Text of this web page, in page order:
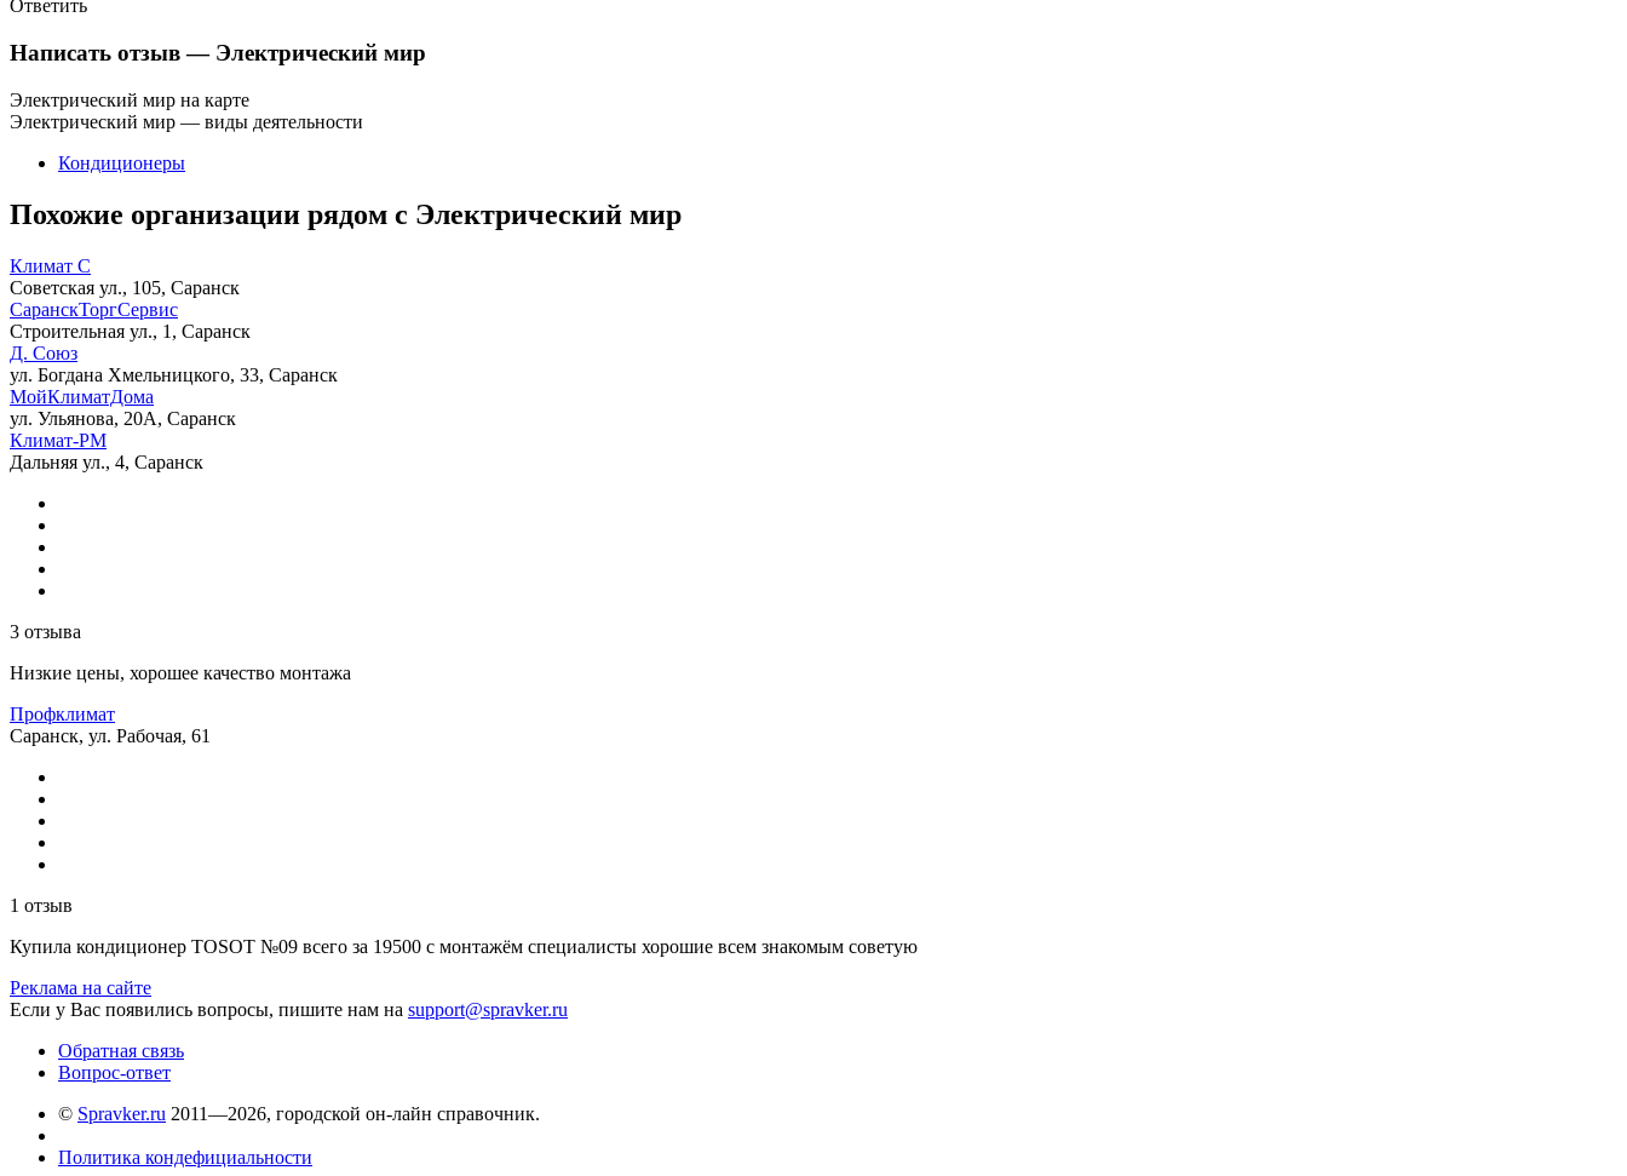
Ответить
Написать отзыв— Электрический мир
Электрический мир на карте
Электрический мир — виды деятельности
Кондиционеры
Похожие организации рядом с Электрический мир
Климат С
Советская ул., 105, Саранск
СаранскТоргСервис
Строительная ул., 1, Саранск
Д. Союз
ул. Богдана Хмельницкого, 33, Саранск
МойКлиматДома
ул. Ульянова, 20А, Саранск
Климат-РМ
Дальняя ул., 4, Саранск
3 отзыва
Низкие цены, хорошее качество монтажа
Профклимат
Саранск, ул. Рабочая, 61
1 отзыв
Купила кондиционер TOSOT №09 всего за 19500 с монтажём специалисты хорошие всем знакомым советую
Реклама на сайте
Если у Вас появились вопросы, пишите нам на support@spravker.ru
Обратная связь
Вопрос-ответ
© Spravker.ru 2011—2026, городской он-лайн справочник.
Политика кондефициальности